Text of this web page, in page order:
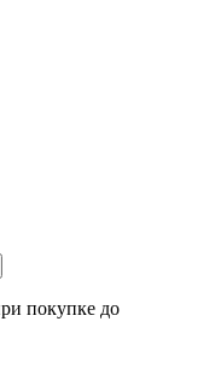
покупке до